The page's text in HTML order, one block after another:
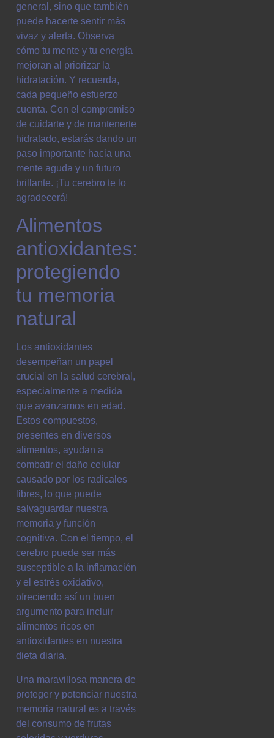
general, sino que también
puede hacerte sentir más
vivaz y alerta. Observa
cómo tu mente y tu energía
mejoran al priorizar la
hidratación. Y recuerda,
cada pequeño esfuerzo
cuenta. Con el compromiso
de cuidarte y de mantenerte
hidratado, estarás dando un
paso importante hacia una
mente aguda y un futuro
brillante. ¡Tu cerebro te lo
agradecerá!
Alimentos
antioxidantes:
protegiendo
tu memoria
natural
Los antioxidantes
desempeñan un papel
crucial en la salud cerebral,
especialmente a medida
que avanzamos en edad.
Estos compuestos,
presentes en diversos
alimentos, ayudan a
combatir el daño celular
causado por los radicales
libres, lo que puede
salvaguardar nuestra
memoria y función
cognitiva. Con el tiempo, el
cerebro puede ser más
susceptible a la inflamación
y el estrés oxidativo,
ofreciendo así un buen
argumento para incluir
alimentos ricos en
antioxidantes en nuestra
dieta diaria.
Una maravillosa manera de
proteger y potenciar nuestra
memoria natural es a través
del consumo de frutas